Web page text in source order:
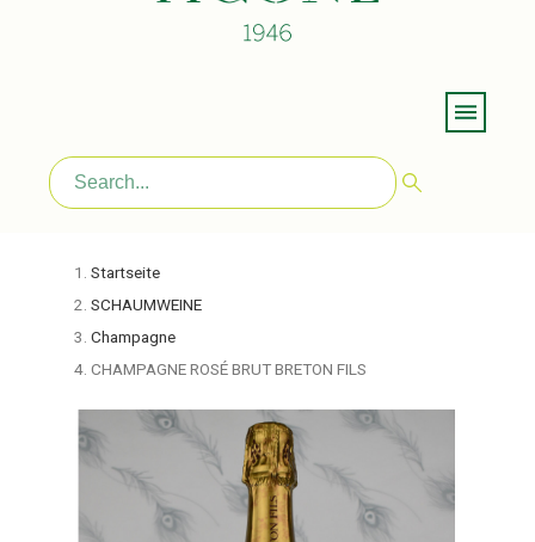
Startseite
SCHAUMWEINE
Champagne
CHAMPAGNE ROSÉ BRUT BRETON FILS